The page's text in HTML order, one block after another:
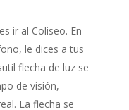
ir al Coliseo. En
le dices a tus
flecha de luz se
de visión,
La flecha se